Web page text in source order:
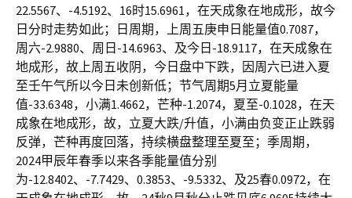
22.5567、-4.5192、16时15.6961，在天成象在地成形，故今
日分时走势如此；日周期，上周五庚申日能量值0.7087，
周六-2.9880、周日-14.6963、及今日-18.9117，在天成象在
地成形，故上周五收阴，今日盘中下跌，因周六已进入夏
至壬午气所以今日未创新低；节气周期5月立夏能量
值-33.6348，小满1.4662，芒种-1.2074，夏至-0.1028，在天
成象在地成形，故，立夏大跌/升值，小满由负变正止跌弱
反弹，芒种再度回落，持续横盘整理至夏至；季周期，
2024甲辰年春季以来各季能量值分别
为-12.8402、-7.7429、0.3853、-9.5332、及25春0.0972，在